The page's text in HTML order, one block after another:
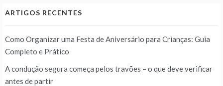
ARTIGOS RECENTES
Como Organizar uma Festa de Aniversário para Crianças: Guia
Completo e Prático
A condução segura começa pelos travões – o que deve verificar
antes de partir